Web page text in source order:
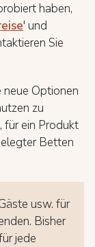
haben,
' und
Sie
Optionen
zu
für ein Produkt
Betten
usw. für
Bisher
jede